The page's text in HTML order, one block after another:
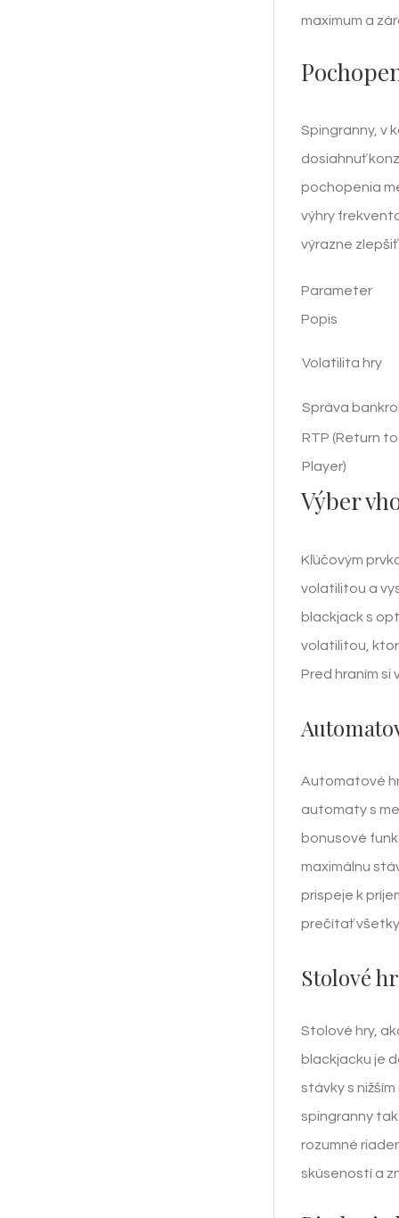
maximum a
Spingranny, v
dosiahnuť
pochopenia
výhry
výrazne
Parameter
Popis
Volatilita hry
Správa
RTP (Return to
Player)
Výber
Kľúčovým
volatilitou a
blackjack s
volatilitou,
Pred hraním si
Automatové
automaty s
bonusové
maximálnu
prispeje k
prečítať
Stolové
Stolové hry,
blackjacku je
stávky s
spingranny
rozumné
skúseností a